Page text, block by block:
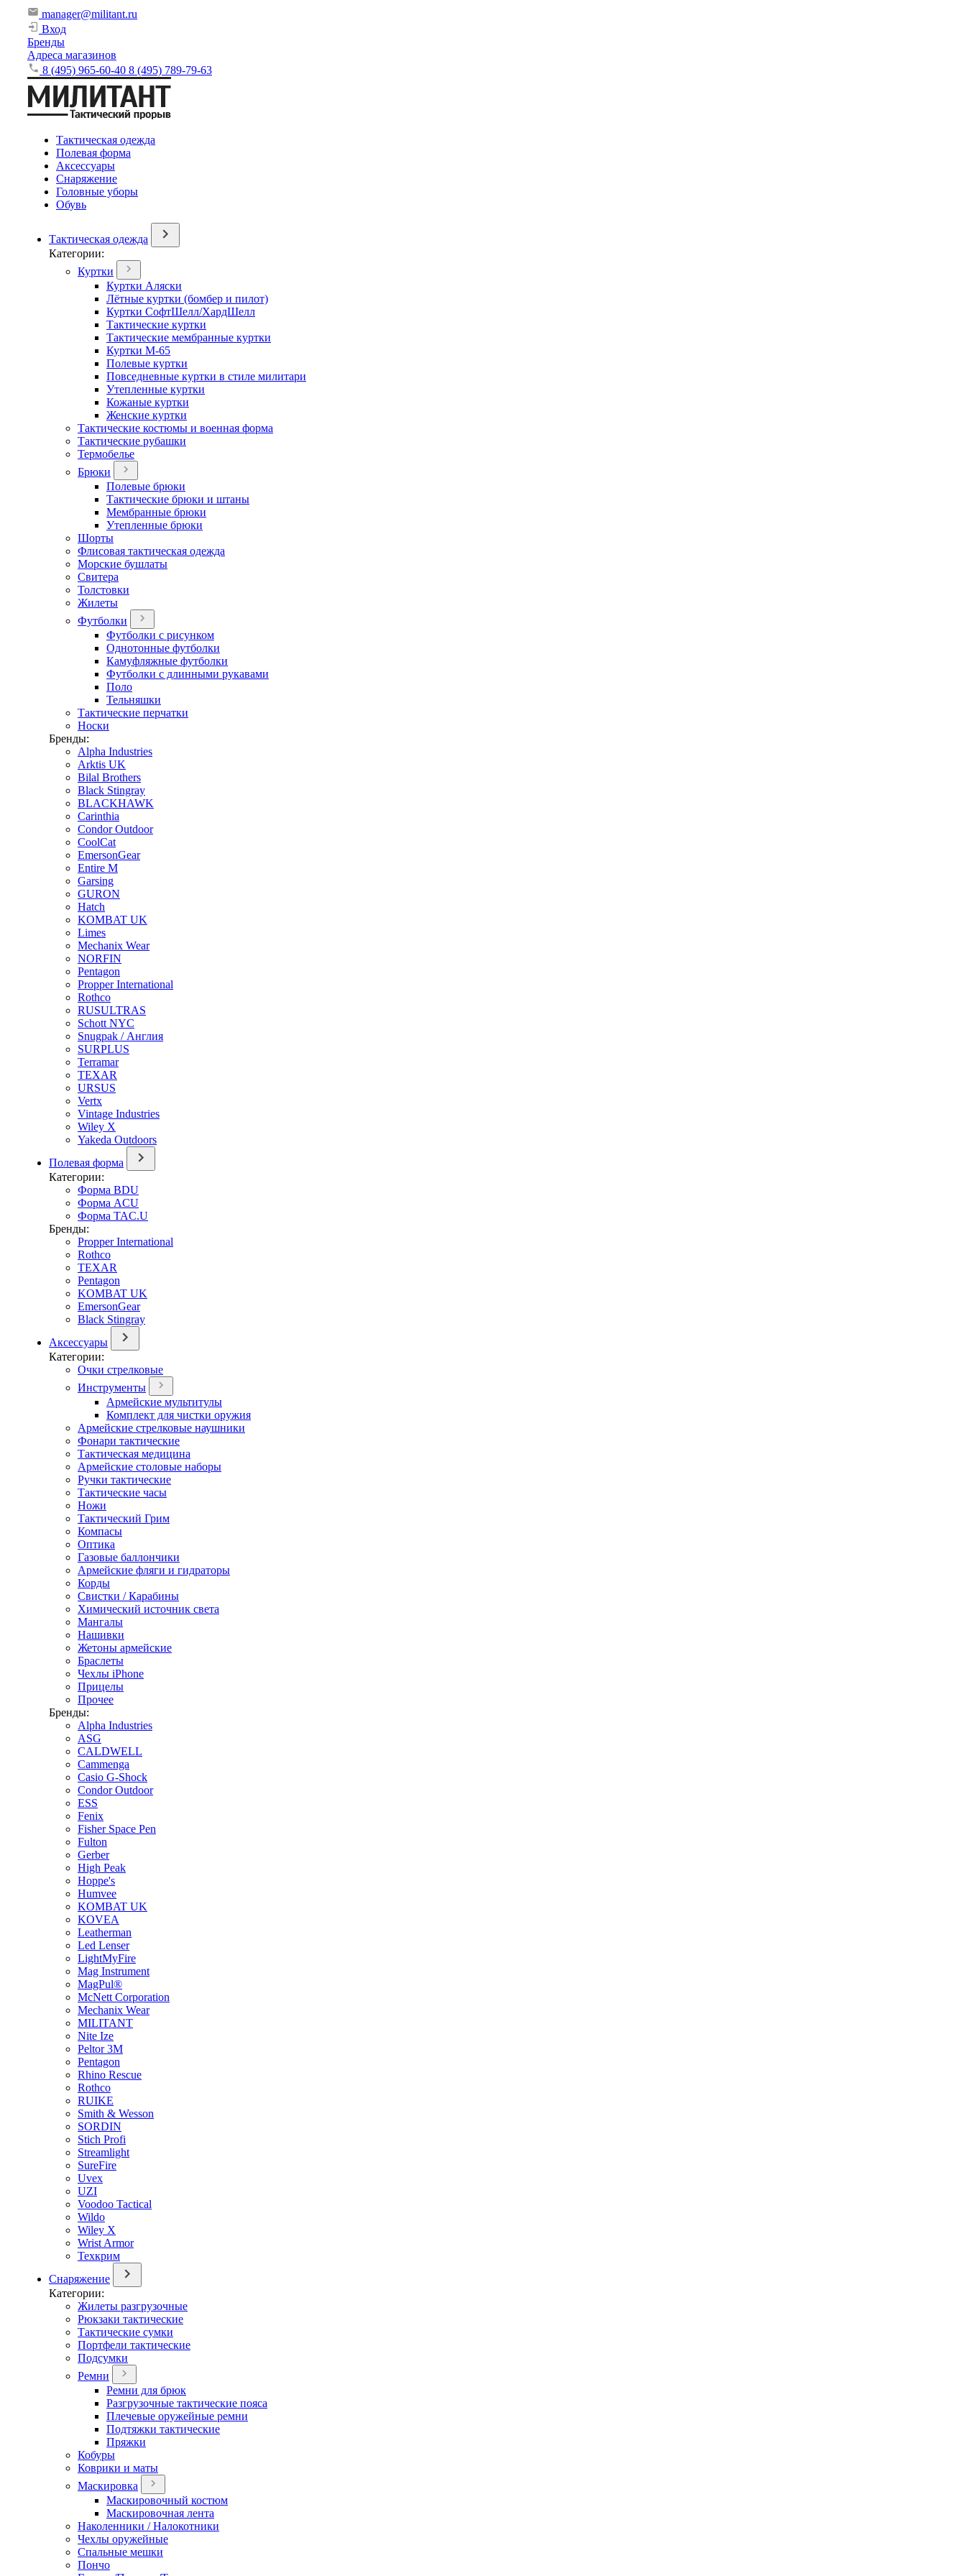
manager@militant.ru
Вход
Бренды
Адреса магазинов
8 (495) 965-60-40 8 (495) 789-79-63
Тактическая одежда
Полевая форма
Аксессуары
Снаряжение
Головные уборы
Обувь
Тактическая одежда
Категории:
Куртки
Куртки Аляски
Лётные куртки (бомбер и пилот)
Куртки СофтШелл/ХардШелл
Тактические куртки
Тактические мембранные куртки
Куртки М-65
Полевые куртки
Повседневные куртки в стиле милитари
Утепленные куртки
Кожаные куртки
Женские куртки
Тактические костюмы и военная форма
Тактические рубашки
Термобелье
Брюки
Полевые брюки
Тактические брюки и штаны
Мембранные брюки
Утепленные брюки
Шорты
Флисовая тактическая одежда
Морские бушлаты
Свитера
Толстовки
Жилеты
Футболки
Футболки с рисунком
Однотонные футболки
Камуфляжные футболки
Футболки с длинными рукавами
Поло
Тельняшки
Тактические перчатки
Носки
Бренды:
Alpha Industries
Arktis UK
Bilal Brothers
Black Stingray
BLACKHAWK
Carinthia
Condor Outdoor
CoolCat
EmersonGear
Entire M
Garsing
GURON
Hatch
KOMBAT UK
Limes
Mechanix Wear
NORFIN
Pentagon
Propper International
Rothco
RUSULTRAS
Schott NYC
Snugpak / Англия
SURPLUS
Terramar
TEXAR
URSUS
Vertx
Vintage Industries
Wiley X
Yakeda Outdoors
Полевая форма
Категории:
Форма BDU
Форма ACU
Форма TAC.U
Бренды:
Propper International
Rothco
TEXAR
Pentagon
KOMBAT UK
EmersonGear
Black Stingray
Аксессуары
Категории:
Очки стрелковые
Инструменты
Армейские мультитулы
Комплект для чистки оружия
Армейские стрелковые наушники
Фонари тактические
Тактическая медицина
Армейские столовые наборы
Ручки тактические
Тактические часы
Ножи
Тактический Грим
Компасы
Оптика
Газовые баллончики
Армейские фляги и гидраторы
Корды
Свистки / Карабины
Химический источник света
Мангалы
Нашивки
Жетоны армейские
Браслеты
Чехлы iPhone
Прицелы
Прочее
Бренды:
Alpha Industries
ASG
CALDWELL
Cammenga
Casio G-Shock
Condor Outdoor
ESS
Fenix
Fisher Space Pen
Fulton
Gerber
High Peak
Hoppe's
Humvee
KOMBAT UK
KOVEA
Leatherman
Led Lenser
LightMyFire
Mag Instrument
MagPul®
McNett Corporation
Mechanix Wear
MILITANT
Nite Ize
Peltor 3M
Pentagon
Rhino Rescue
Rothco
RUIKE
Smith & Wesson
SORDIN
Stich Profi
Streamlight
SureFire
Uvex
UZI
Voodoo Tactical
Wildo
Wiley X
Wrist Armor
Техкрим
Снаряжение
Категории:
Жилеты разгрузочные
Рюкзаки тактические
Тактические сумки
Портфели тактические
Подсумки
Ремни
Ремни для брюк
Разгрузочные тактические пояса
Плечевые оружейные ремни
Подтяжки тактические
Пряжки
Кобуры
Коврики и маты
Маскировка
Маскировочный костюм
Маскировочная лента
Наколенники / Налокотники
Чехлы оружейные
Спальные мешки
Пончо